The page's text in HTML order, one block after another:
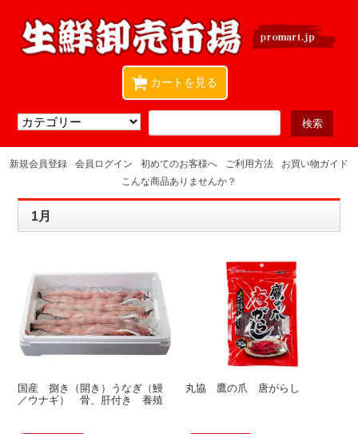
カートを見る
0
新規会員登録 会員ログイン 初めてのお客様へ ご利用方法
お買い物ガイド
こんな商品ありませんか？
1月
国産 捌き（開き）うなぎ（鰻
／ウナギ） 骨、肝付き 養殖
丸協 鷹の爪 唐がらし